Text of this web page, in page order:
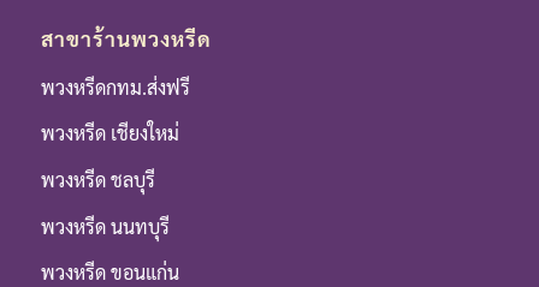
สาขาร้านพวงหรีด
พวงหรีดกทม.ส่งฟรี
พวงหรีด เชียงใหม่
พวงหรีด ชลบุรี
พวงหรีด นนทบุรี
พวงหรีด ขอนแก่น